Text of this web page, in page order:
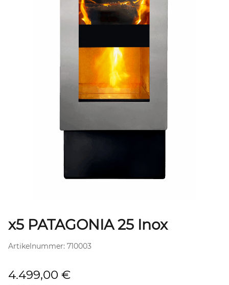
x5 PATAGONIA 25 Inox
Artikelnummer: 710003
4.499,00 €